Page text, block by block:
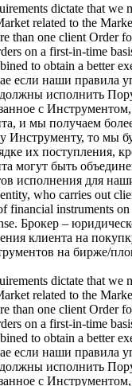
dictate that we
related to the
than one client Order
on a first-in-time
to obtain a better
если наши правила
исполнить
с Инструментом,
, и мы получаем
Инструменту, то мы
их поступления,
могут быть
исполнения для
who carries out
financial instruments
Брокер –
клиента на
на бирже/
dictate that we
related to the
than one client Order
on a first-in-time
to obtain a better
если наши правила
исполнить
с Инструментом,